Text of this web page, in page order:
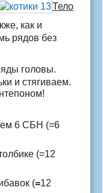
Тело
как и
рядов без
головы.
и стягиваем.
6 СБН (=6
(=12
(=12